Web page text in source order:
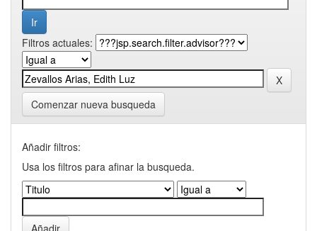
Filtros actuales:
Comenzar nueva busqueda
Añadir filtros:
Usa los filtros para afinar la busqueda.